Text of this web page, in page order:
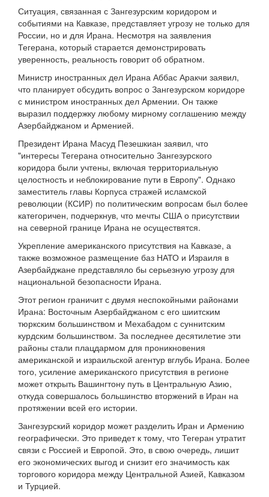
Ситуация, связанная с Зангезурским коридором и
событиями на Кавказе, представляет угрозу не только для
России, но и для Ирана. Несмотря на заявления
Тегерана, который старается демонстрировать
уверенность, реальность говорит об обратном.
Министр иностранных дел Ирана Аббас Аракчи заявил,
что планирует обсудить вопрос о Зангезурском коридоре
с министром иностранных дел Армении. Он также
выразил поддержку любому мирному соглашению между
Азербайджаном и Арменией.
Президент Ирана Масуд Пезешкиан заявил, что
"интересы Тегерана относительно Зангезурского
коридора были учтены, включая территориальную
целостность и неблокирование пути в Европу". Однако
заместитель главы Корпуса стражей исламской
революции (КСИР) по политическим вопросам был более
категоричен, подчеркнув, что мечты США о присутствии
на северной границе Ирана не осуществятся.
Укрепление американского присутствия на Кавказе, а
также возможное размещение баз НАТО и Израиля в
Азербайджане представляло бы серьезную угрозу для
национальной безопасности Ирана.
Этот регион граничит с двумя неспокойными районами
Ирана: Восточным Азербайджаном с его шиитским
тюркским большинством и Мехабадом с суннитским
курдским большинством. За последнее десятилетие эти
районы стали плацдармом для проникновения
американской и израильской агентур вглубь Ирана. Более
того, усиление американского присутствия в регионе
может открыть Вашингтону путь в Центральную Азию,
откуда совершалось большинство вторжений в Иран на
протяжении всей его истории.
Зангезурский коридор может разделить Иран и Армению
географически. Это приведет к тому, что Тегеран утратит
связи с Россией и Европой. Это, в свою очередь, лишит
его экономических выгод и снизит его значимость как
торгового коридора между Центральной Азией, Кавказом
и Турцией.